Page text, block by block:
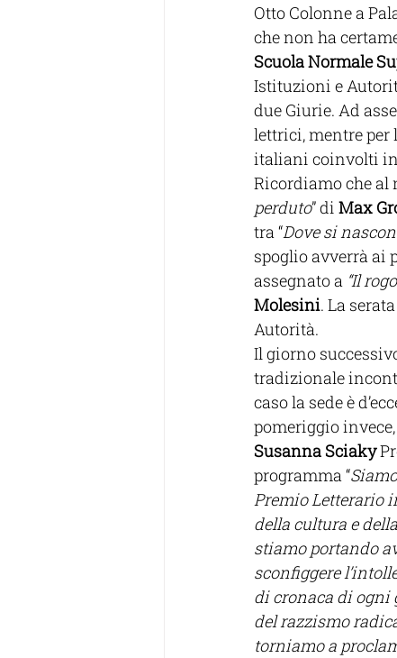
Otto Colonne a
che non ha
Scuola Normale
Istituzioni e
due Giurie. Ad
lettrici, mentre per
italiani coinvolti in
Ricordiamo che al
perduto” di Max
tra “Dove si
spoglio avverrà ai
assegnato a “Il
Molesini. La
Autorità.
Il giorno
tradizionale
caso la sede è
pomeriggio
Susanna Sciaky
programma “
Premio Letterario
della cultura e
stiamo portando
sconfiggere
di cronaca di ogni
del razzismo
torniamo a